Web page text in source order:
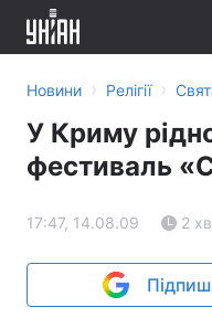
Новини › Релігії ›
У Криму
фестиваль
17:47, 14.08.09 2